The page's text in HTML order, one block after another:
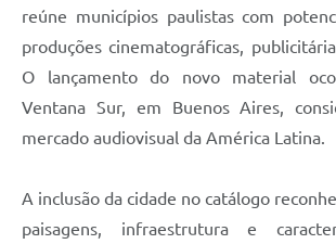
reúne municípios paulistas com
produções cinematográficas,
O lançamento do novo material
Ventana Sur, em Buenos Aires,
mercado audiovisual da América Latina.
A inclusão da cidade no catálogo
paisagens, infraestrutura e